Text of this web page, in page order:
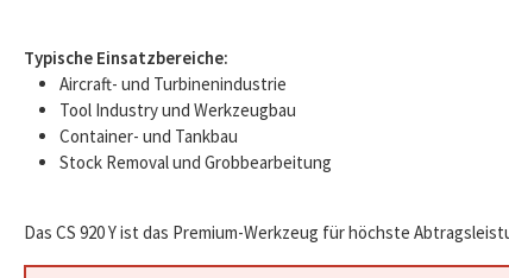
Typische Einsatzbereiche:
Aircraft- und Turbinenindustrie
Tool Industry und Werkzeugbau
Container- und Tankbau
Stock Removal und Grobbearbeitung
Das CS 920 Y ist das Premium-Werkzeug für höchste